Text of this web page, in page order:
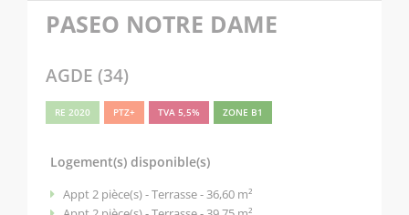
PASEO NOTRE DAME
AGDE (34)
RE 2020 PTZ+ TVA 5,5% ZONE B1
Logement(s) disponible(s)
Appt 2 pièce(s) - Terrasse - 36,60 m²